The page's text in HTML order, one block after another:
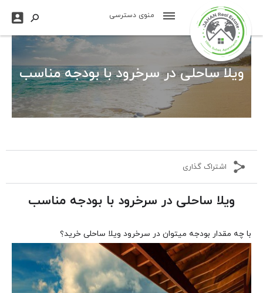
منوی دسترسی 

ویلا ساحلی در سرخرود با بودجه مناسب
اشتراک گذاری
ویلا ساحلی در سرخرود با بودجه مناسب
با چه مقدار بودجه میتوان در سرخرود ویلا ساحلی خرید؟